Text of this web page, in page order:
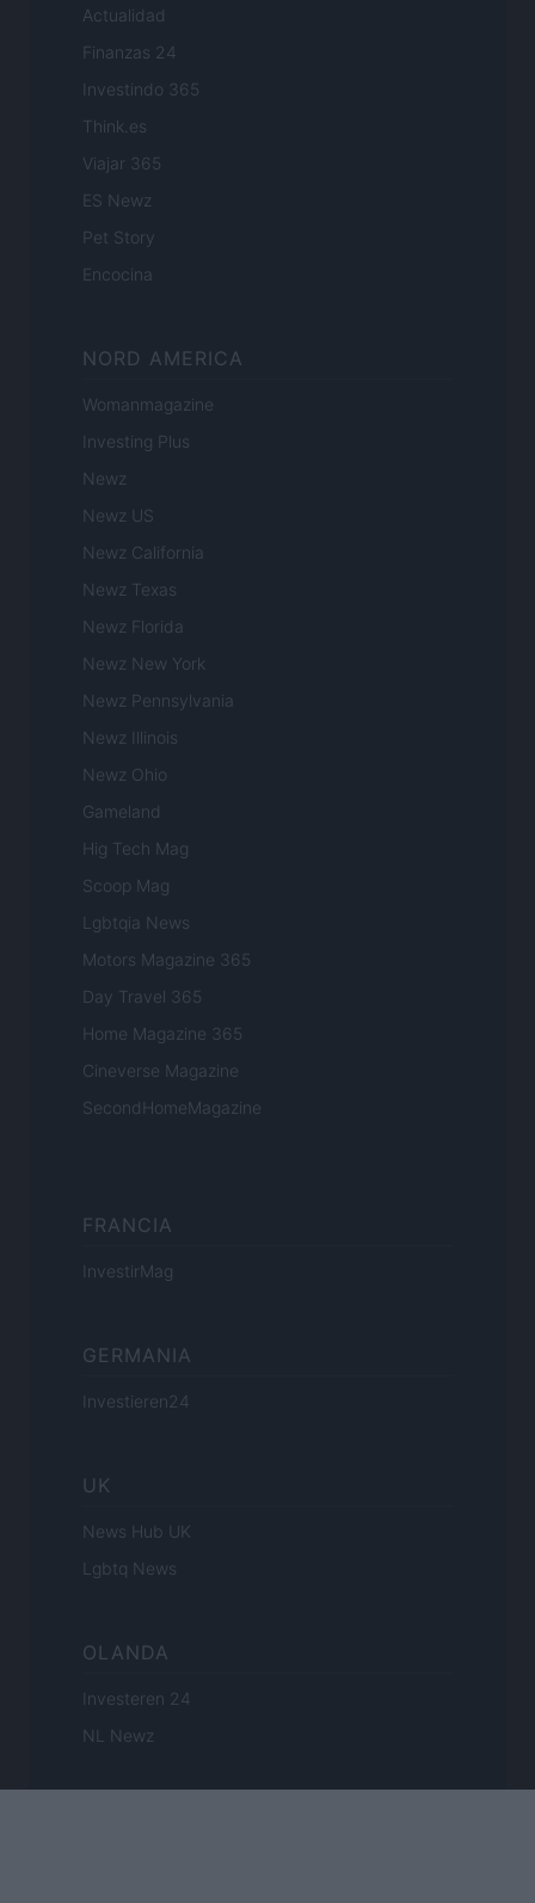
Actualidad
Finanzas 24
Investindo 365
Think.es
Viajar 365
ES Newz
Pet Story
Encocina
NORD AMERICA
Womanmagazine
Investing Plus
Newz
Newz US
Newz California
Newz Texas
Newz Florida
Newz New York
Newz Pennsylvania
Newz Illinois
Newz Ohio
Gameland
Hig Tech Mag
Scoop Mag
Lgbtqia News
Motors Magazine 365
Day Travel 365
Home Magazine 365
Cineverse Magazine
SecondHomeMagazine
FRANCIA
InvestirMag
GERMANIA
Investieren24
UK
News Hub UK
Lgbtq News
OLANDA
Investeren 24
NL Newz